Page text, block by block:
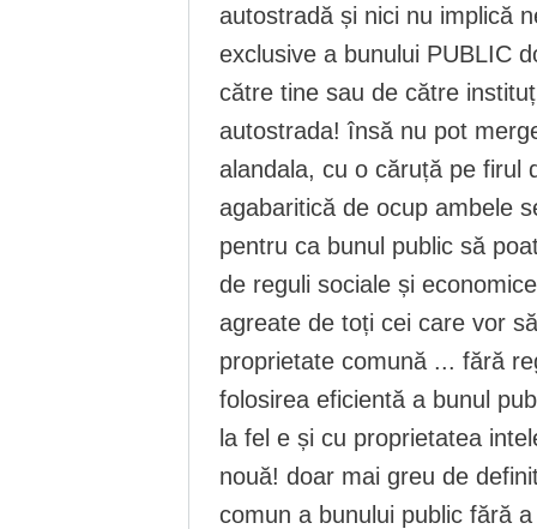
autostradă și nici nu implică
exclusive a bunului PUBLIC
către tine sau de către
autostrada! însă nu pot
alandala, cu o căruță pe firul
agabaritică de ocup ambele
pentru ca bunul public să
de reguli sociale și
agreate de toți cei care vor
proprietate comună ... fără
folosirea eficientă a bunul
la fel e și cu proprietatea
nouă! doar mai greu de
comun a bunului public fără